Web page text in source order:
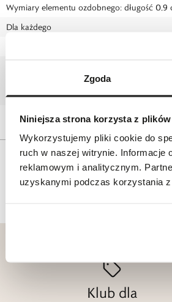
Zgoda
Niniejsza strona korzysta z
Wykorzystujemy pliki cookie do
ruch w naszej witrynie. Informacje
reklamowym i analitycznym.
uzyskanymi podczas korzystania z
Wymiary elementu ozdobnego: długość 0,9
Dla każdego
ul. Pilotów 10, 31-462 Kraków
e-mail:gspr@wkruk.pl
Informacje o bezpieczeństwie
Klub dla